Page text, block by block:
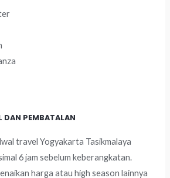
DAN PEMBATALAN
travel Yogyakarta Tasikmalaya
6 jam sebelum keberangkatan.
harga atau high season lainnya